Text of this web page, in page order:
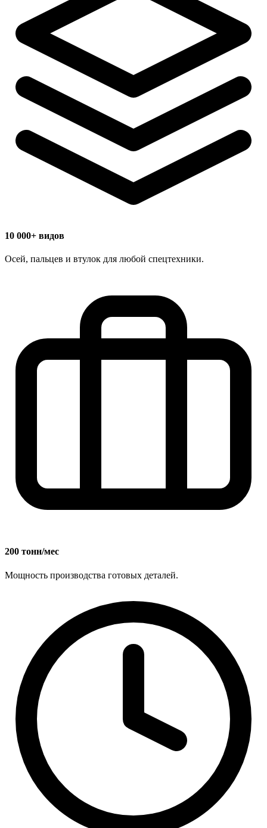
10 000+ видов
Осей, пальцев и втулок для любой спецтехники.
200 тонн/мес
Мощность производства готовых деталей.